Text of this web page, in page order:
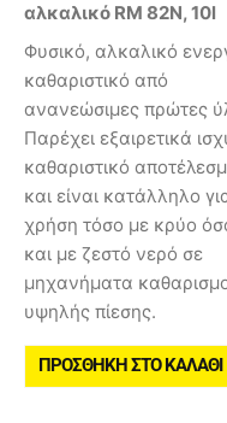
αλκαλικό RM 82N, 10l
Φυσικό, αλκαλικό
καθαριστικό από
ανανεώσιμες πρώτες
Παρέχει εξαιρετικά
καθαριστικό
και είναι κατάλληλο
χρήση τόσο με κρύο
και με ζεστό νερό σε
μηχανήματα
υψηλής πίεσης.
ΠΡΟΣΘΉΚΗ ΣΤΟ ΚΑΛΆΘΙ